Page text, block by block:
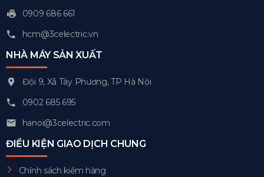
0909 686 661
hcm@3celectric.vn
NHÀ MÁY SẢN XUẤT
Đội 9, Xã Tây Phương, TP Hà Nội
0902 685 695
hanoi@3celectric.com
ĐIỀU KIỆN GIAO DỊCH CHUNG
Chính sách kiểm hàng